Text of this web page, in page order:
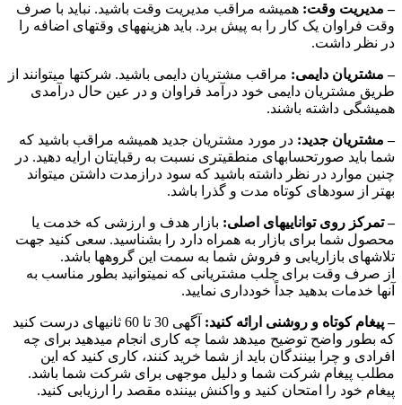
– مدیریت وقت: همیشه مراقب مدیریت وقت باشید. نباید با صرف
وقت فراوان یک کار را به پیش برد. باید هزینههای وقتهای اضافه را
در نظر داشت.
– مشتریان دایمی: مراقب مشتریان دایمی باشید. شرکتها میتوانند از
طریق مشتریان دایمی خود درآمد فراوان و در عین حال درآمدی
همیشگی داشته باشند.
– مشتریان جدید: در مورد مشتریان جدید همیشه مراقب باشید که
شما باید صورتحسابهای منطقیتری نسبت به رقبایتان ارایه دهید. در
چنین موارد در نظر داشته باشید که سود درازمدت داشتن میتواند
بهتر از سودهای کوتاه مدت و گذرا باشد.
– تمرکز روی تواناییهای اصلی: بازار هدف و ارزشی که خدمت یا
محصول شما برای بازار به همراه دارد را بشناسید. سعی کنید جهت
تلاشهای بازاریابی و فروش شما به سمت این گروهها باشد.
از صرف وقت برای جلب مشتریانی که نمیتوانید بطور مناسب به
آنها خدمات بدهید جداً خودداری نمایید.
– پیغام کوتاه و روشنی ارائه کنید:
آگهی 30 تا 60 ثانیهای درست کنید
که بطور واضح توضیح میدهد شما چه کاری انجام میدهید برای چه
افرادی و چرا بینندگان باید از شما خرید کنند، کاری کنید که این
مطلب پیغام شرکت شما و دلیل موجهی برای شرکت شما باشد.
پیغام خود را امتحان کنید و واکنش بیننده مقصد را ارزیابی کنید.